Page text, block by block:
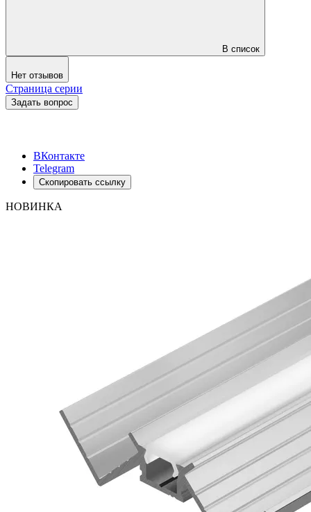
В список
Нет отзывов
Страница серии
Задать вопрос
ВКонтакте
Telegram
Скопировать ссылку
НОВИНКА